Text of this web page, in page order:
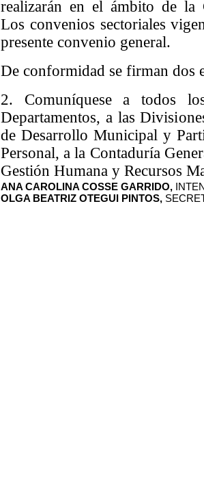
realizarán en el ámbito de la
Los convenios sectoriales
presente convenio general.
De conformidad se firman dos
2. Comuníquese a todos
Departamentos, a las
de Desarrollo Municipal y
Personal, a la Contaduría
Gestión Humana y Recursos
ANA CAROLINA COSSE GARRIDO,
OLGA BEATRIZ OTEGUI PINTOS,